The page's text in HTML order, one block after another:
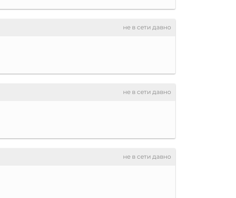
не в сети давно
не в сети давно
не в сети давно